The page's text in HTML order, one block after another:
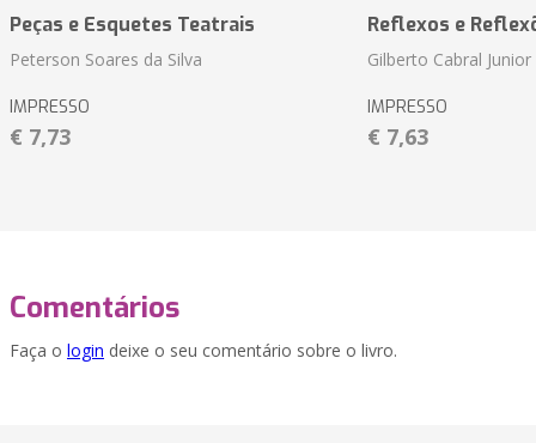
Peças e Esquetes Teatrais
Peterson Soares da Silva
IMPRESSO
€ 7,73
Reflexos e
Gilberto Cabral Junior
IMPRESSO
€ 7,63
Comentários
Faça o login deixe o seu comentário sobre o livro.